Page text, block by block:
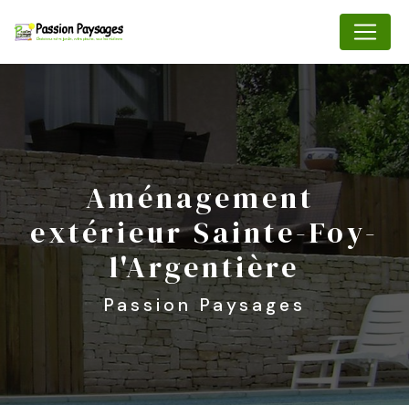
aménagement
extérieur Sainte-Foy-
l'Argentière
Passion Paysages